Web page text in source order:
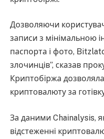
Дозволяючи
записи з мінімальною
паспорта і фото,
злочинців”, сказав
Криптобіржа
криптовалюту за
За даними Chainalysis,
відстеженні